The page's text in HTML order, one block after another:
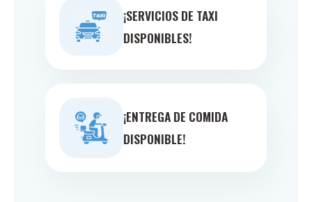
¡SERVICIOS DE TAXI
DISPONIBLES!
¡ENTREGA DE COMIDA
DISPONIBLE!